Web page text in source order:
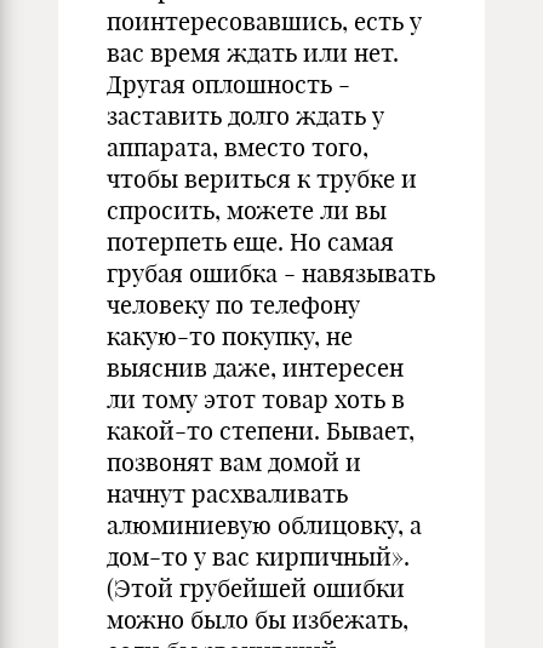
поинтересовавшись, есть у
вас время ждать или нет.
Другая оплошность -
заставить долго ждать у
аппарата, вместо того,
чтобы вериться к трубке и
спросить, можете ли вы
потерпеть еще. Но самая
грубая ошибка - навязывать
человеку по телефону
какую-то покупку, не
выяснив даже, интересен
ли тому этот товар хоть в
какой-то степени. Бывает,
позвонят вам домой и
начнут расхваливать
алюминиевую облицовку, а
дом-то у вас кирпичный».
(Этой грубейшей ошибки
можно было бы избежать,